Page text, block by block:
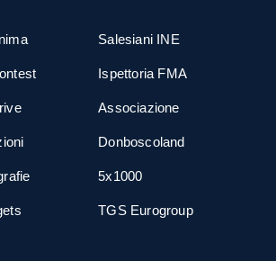
Salesiani INE
Ispettoria FMA
Associazione
Donboscoland
5x1000
TGS Eurogroup